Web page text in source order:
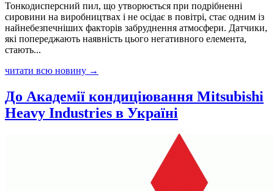
Тонкодисперсний пил, що утворюється при подрібненні
сировини на виробництвах і не осідає в повітрі, стає одним із
найнебезпечніших факторів забруднення атмосфери. Датчики,
які попереджають наявність цього негативного елемента,
стають...
читати всю новину →
До Академії кондиціювання Mitsubishi
Heavy Industries в Україні